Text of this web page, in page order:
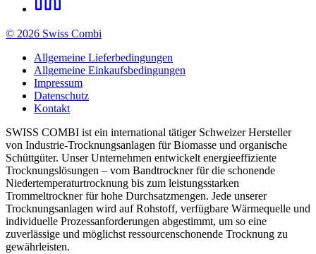
© 2026 Swiss Combi
Allgemeine Lieferbedingungen
Allgemeine Einkaufsbedingungen
Impressum
Datenschutz
Kontakt
SWISS COMBI ist ein international tätiger Schweizer Hersteller
von Industrie-Trocknungsanlagen für Biomasse und organische
Schüttgüter. Unser Unternehmen entwickelt energieeffiziente
Trocknungslösungen – vom Bandtrockner für die schonende
Niedertemperaturtrocknung bis zum leistungsstarken
Trommeltrockner für hohe Durchsatzmengen. Jede unserer
Trocknungsanlagen wird auf Rohstoff, verfügbare Wärmequelle und
individuelle Prozessanforderungen abgestimmt, um so eine
zuverlässige und möglichst ressourcenschonende Trocknung zu
gewährleisten.